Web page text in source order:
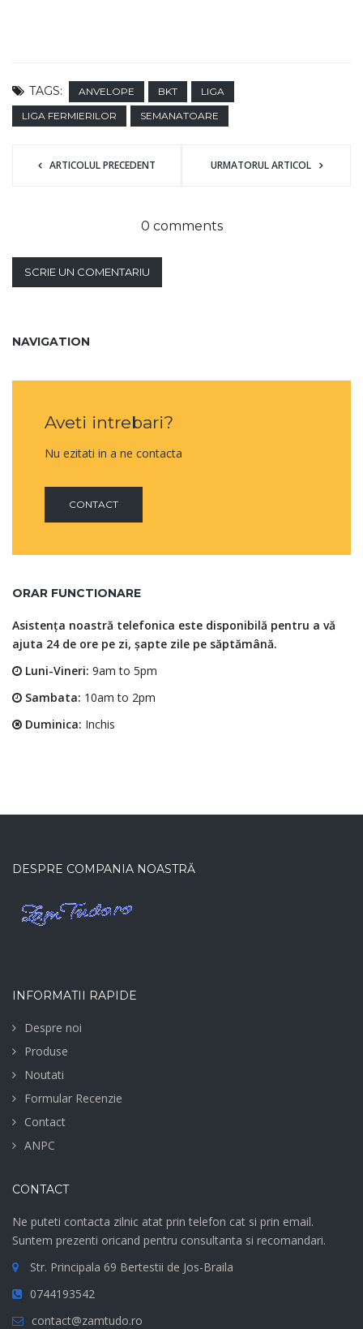
TAGS: ANVELOPE BKT
LIGA
LIGA FERMIERILOR
SEMANATOARE
ARTICOLUL PRECEDENT URMATORUL ARTICOL
0 comments
SCRIE UN COMENTARIU
NAVIGATION
Aveti intrebari?
Nu ezitati in a ne contacta
CONTACT
ORAR FUNCTIONARE
Asistența noastră telefonica este disponibilă pentru a vă
ajuta 24 de ore pe zi, șapte zile pe săptămână.
Luni-Vineri: 9am to 5pm
Sambata: 10am to 2pm
Duminica: Inchis
DESPRE COMPANIA NOASTRĂ
INFORMATII RAPIDE
Despre noi
Produse
Noutati
Formular Recenzie
Contact
ANPC
CONTACT
Ne puteti contacta zilnic atat prin telefon cat si prin email.
Suntem prezenti oricand pentru consultanta si recomandari.
Str. Principala 69 Bertestii de Jos-Braila
0744193542
contact@zamtudo.ro